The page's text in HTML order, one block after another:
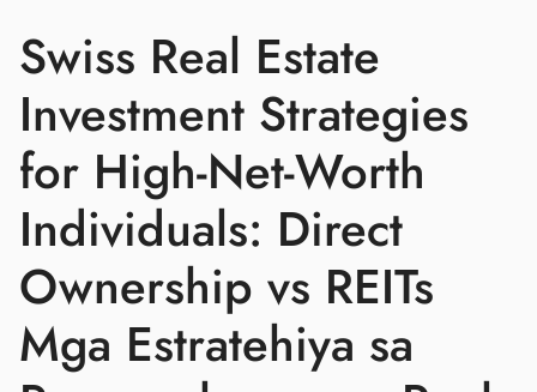
Swiss Real Estate
Investment Strategies
for High-Net-Worth
Individuals: Direct
Ownership vs REITs
Mga Estratehiya sa